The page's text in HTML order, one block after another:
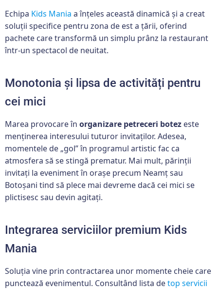
Echipa Kids Mania a înțeles această dinamică și a creat
soluții specifice pentru zona de est a țării, oferind
pachete care transformă un simplu prânz la restaurant
într-un spectacol de neuitat.
Monotonia și lipsa de activități pentru
cei mici
Marea provocare în organizare petreceri botez este
menținerea interesului tuturor invitaților. Adesea,
momentele de „gol” în programul artistic fac ca
atmosfera să se stingă prematur. Mai mult, părinții
invitați la eveniment în orașe precum Neamț sau
Botoșani tind să plece mai devreme dacă cei mici se
plictisesc sau devin agitați.
Integrarea serviciilor premium Kids
Mania
Soluția vine prin contractarea unor momente cheie care
punctează evenimentul. Consultând lista detop servicii